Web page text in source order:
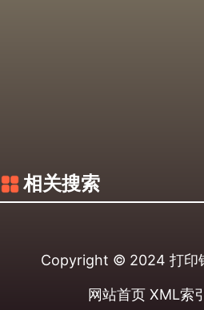
相关搜索
Copyright © 2024 打印
网站首页 XML索引